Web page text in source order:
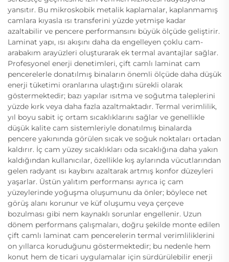
yansıtır. Bu mikroskobik metalik kaplamalar, kaplanmamış
camlara kıyasla ısı transferini yüzde yetmişe kadar
azaltabilir ve pencere performansını büyük ölçüde geliştirir.
Laminat yapı, ısı akışını daha da engelleyen çoklu cam-
arabakım arayüzleri oluşturarak ek termal avantajlar sağlar.
Profesyonel enerji denetimleri, çift camlı laminat cam
pencerelerle donatılmış binaların önemli ölçüde daha düşük
enerji tüketimi oranlarına ulaştığını sürekli olarak
göstermektedir; bazı yapılar ısıtma ve soğutma taleplerini
yüzde kırk veya daha fazla azaltmaktadır. Termal verimlilik,
yıl boyu sabit iç ortam sıcaklıklarını sağlar ve genellikle
düşük kalite cam sistemleriyle donatılmış binalarda
pencere yakınında görülen sıcak ve soğuk noktaları ortadan
kaldırır. İç cam yüzey sıcaklıkları oda sıcaklığına daha yakın
kaldığından kullanıcılar, özellikle kış aylarında vücutlarından
gelen radyant ısı kaybını azaltarak artmış konfor düzeyleri
yaşarlar. Üstün yalıtım performansı ayrıca iç cam
yüzeylerinde yoğuşma oluşumunu da önler; böylece net
görüş alanı korunur ve küf oluşumu veya çerçeve
bozulması gibi nem kaynaklı sorunlar engellenir. Uzun
dönem performans çalışmaları, doğru şekilde monte edilen
çift camlı laminat cam pencerelerin termal verimliliklerini
on yıllarca koruduğunu göstermektedir; bu nedenle hem
konut hem de ticari uygulamalar için sürdürülebilir enerji